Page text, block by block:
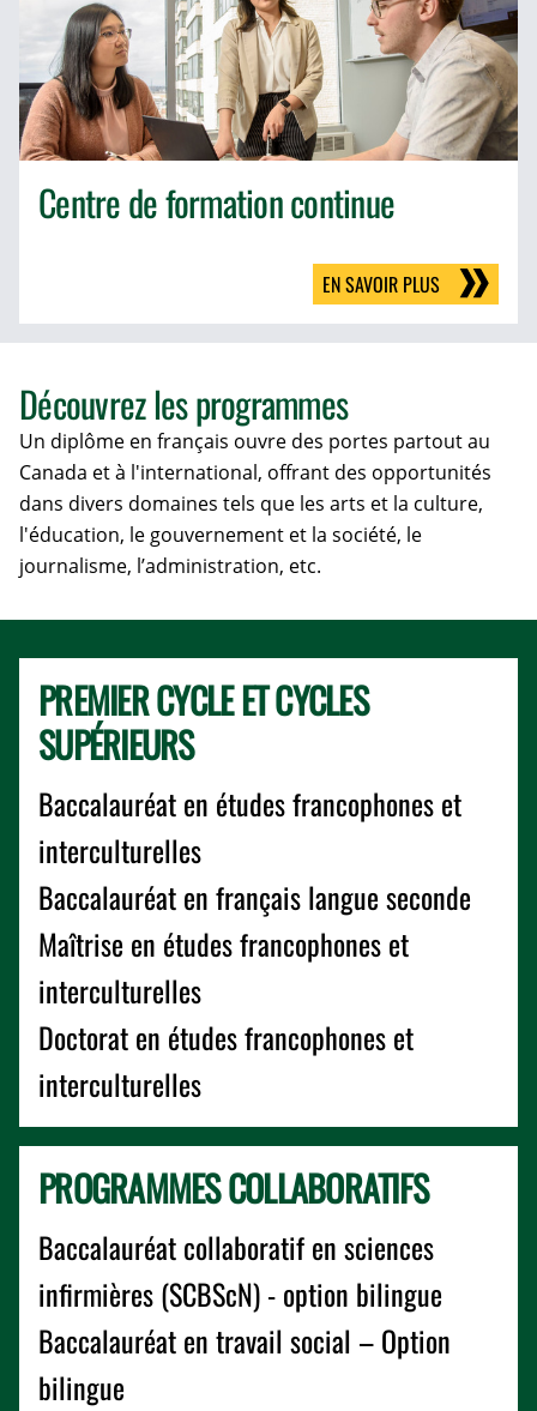
Centre de formation continue
EN SAVOIR PLUS
Découvrez les programmes
Un diplôme en français ouvre des portes partout au
Canada et à l'international, offrant des opportunités
dans divers domaines tels que les arts et la culture,
l'éducation, le gouvernement et la société, le
journalisme, l’administration, etc.
PREMIER CYCLE ET CYCLES
SUPÉRIEURS
Baccalauréat en études francophones et
interculturelles
Baccalauréat en français langue seconde
Maîtrise en études francophones et
interculturelles
Doctorat en études francophones et
interculturelles
PROGRAMMES COLLABORATIFS
Baccalauréat collaboratif en sciences
infirmières (SCBScN) - option bilingue
Baccalauréat en travail social – Option
bilingue